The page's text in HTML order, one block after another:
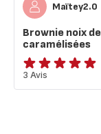
Maïtey2.0
Brownie noix
caramélisées
Avis
5
3 Avis